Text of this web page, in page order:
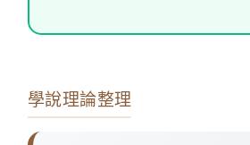
學說理論整理